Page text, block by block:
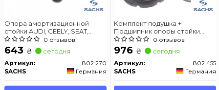
Опора амортизационной
стойки AUDI, GEELY, SEAT,
SKODA, VW 0 отзывов
643 ₴ сегодня
Артикул:
802 270
SACHS
Германия
Комплект подушка +
Подшипник опоры стойки
амортизатора VW T5 03-
0 отзывов
976 ₴ сегодня
Артикул:
802 455
SACHS
Германия